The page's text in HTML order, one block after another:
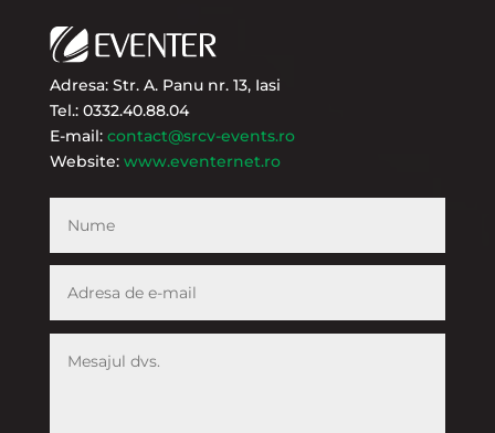
Adresa: Str. A. Panu nr. 13, Iasi
Tel.: 0332.40.88.04
E-mail: contact@srcv-events.ro
Website: www.eventernet.ro